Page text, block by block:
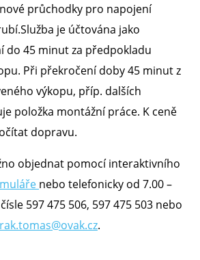
průchodky pro napojení
je účtována jako
do 45 minut za předpokladu
Při překročení doby 45 minut z
výkopu, příp. dalších
položka montážní práce. K ceně
dopravu.
objednat pomocí interaktivního
nebo telefonicky od 7.00 –
597 475 506, 597 475 503 nebo
.